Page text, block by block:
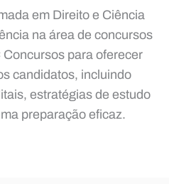
em Direito e Ciência
na área de concursos
para oferecer
candidatos, incluindo
estratégias de estudo
preparação eficaz.